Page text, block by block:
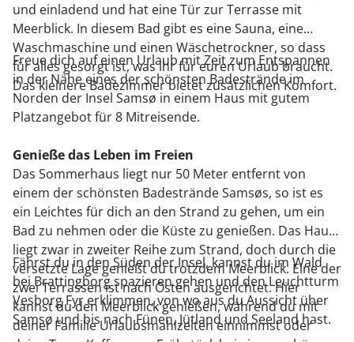
und einladend und hat eine Tür zur Terrasse mit
Meerblick. In diesem Bad gibt es eine Sauna, eine
Waschmaschine und einen Wäschetrockner, so dass
für alles gesorgt ist, was ihr für euren Urlaub braucht.
Das kleinere Badezimmer bietet zusätzlichen Komfort.
Freue dich auf einen Urlaub mit Zeit zum Entspannen
in der Nähe eines der schönsten Badestrände im
Norden der Insel Samsø in einem Haus mit gutem
Platzangebot für 8 Mitreisende.
Genieße das Leben im Freien
Das Sommerhaus liegt nur 50 Meter entfernt von
einem der schönsten Badestrände Samsøs, so ist es
ein Leichtes für dich an den Strand zu gehen, um ein
Bad zu nehmen oder die Küste zu genießen. Das Haus
liegt zwar in zweiter Reihe zum Strand, doch durch die
versetzte Lage genießt du trotzdem Meerblick. Eine der
zwei Terrassen ist nach Osten ausgerichtet. Hier
kannst du den Meerblick genießen, während du mit
deiner Familie Urlaubsmahlzeiten einnimmst oder
Fährst du in den Süden der Insel, kannst du im Wald
bei Brattingborg spazieren gehen und den Leuchtturm
Vesborg Fyr erklimmen, von wo aus du Aussicht über
Samsø und bis nach Fünen, Jütland und Seeland hast.